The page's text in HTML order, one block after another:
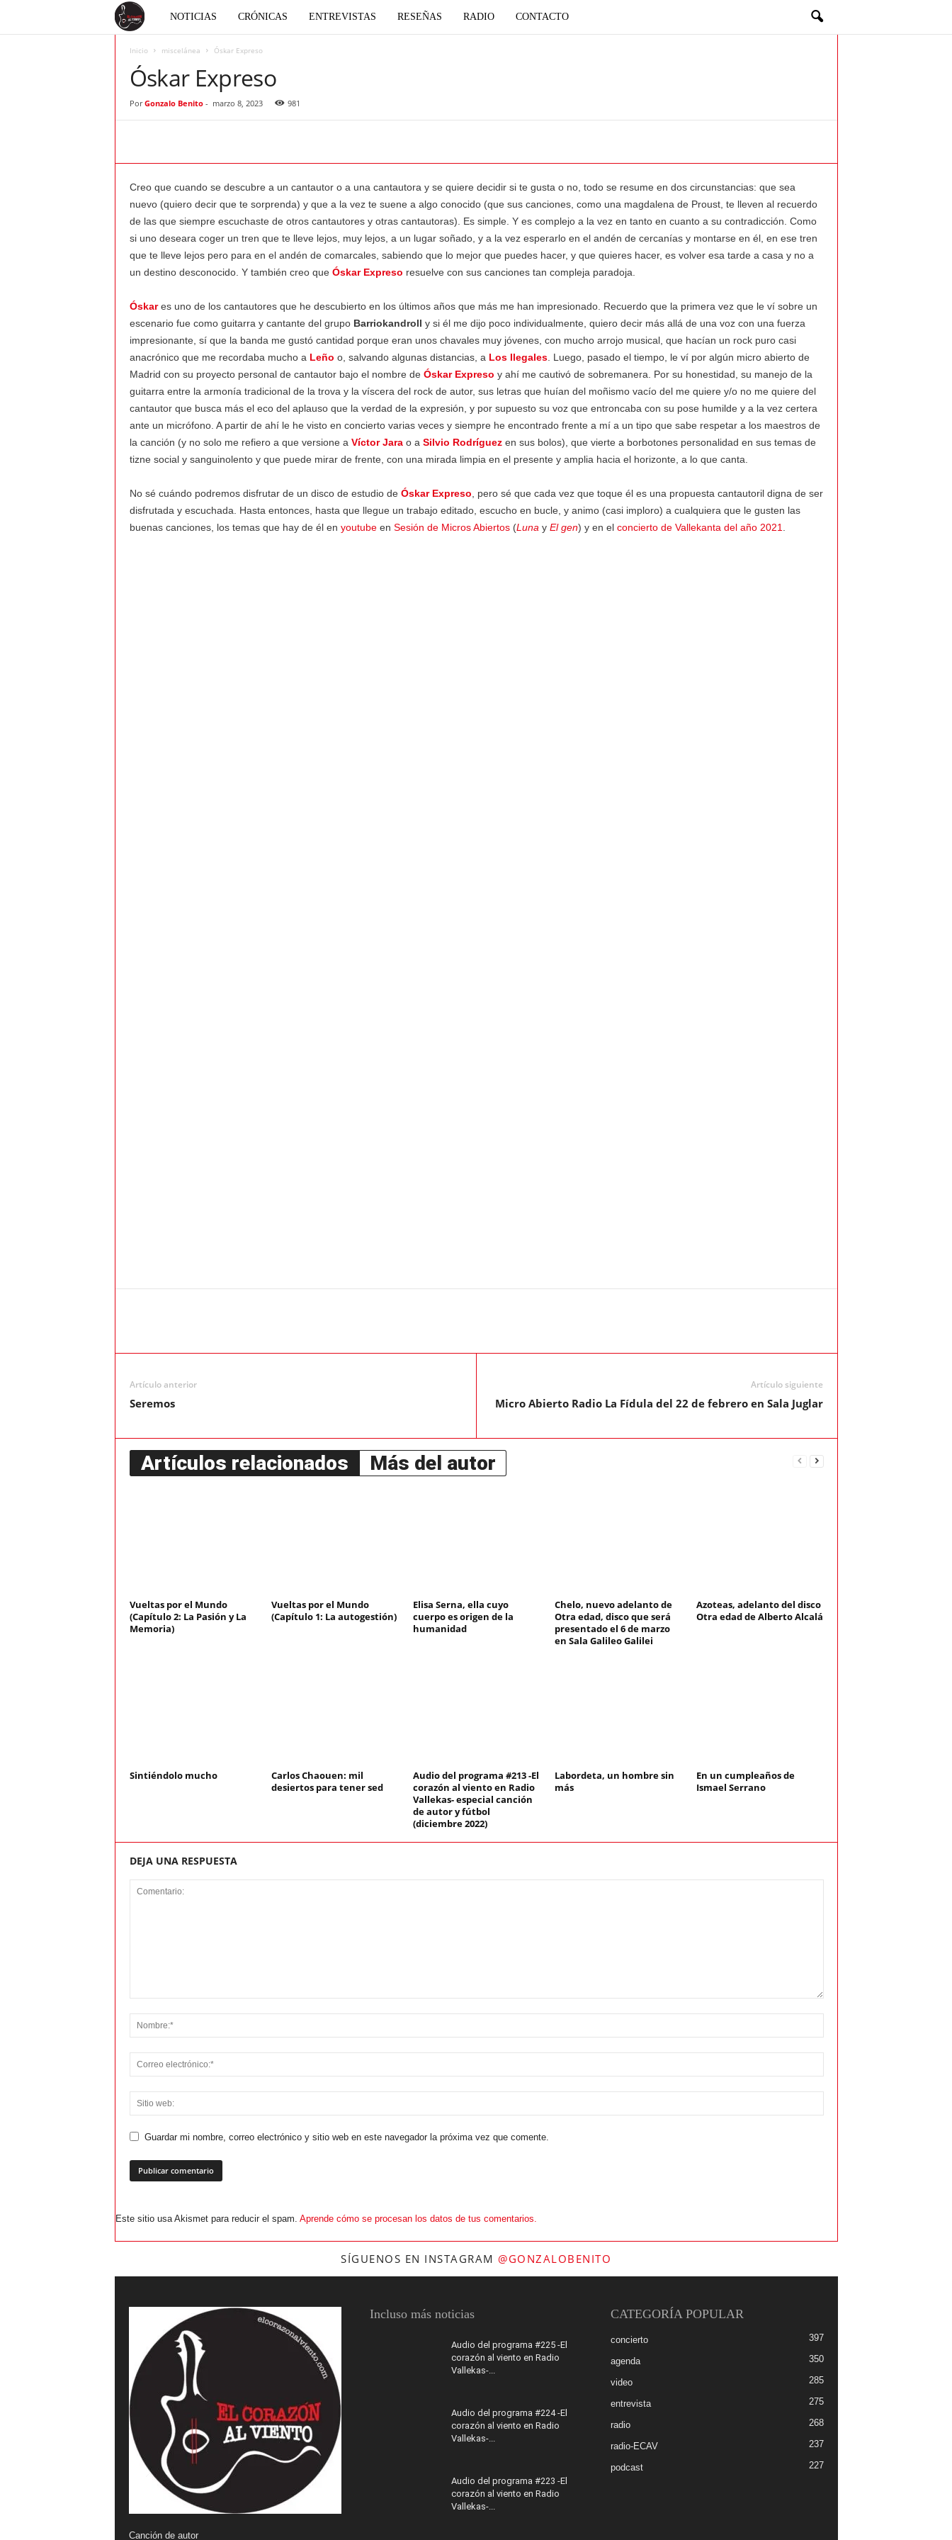
c
o
a
z
ó
a
l
v
i
e
n
t
NOTICIAS CRÓNICAS ENTREVISTAS RESEÑAS RADIO CONTACTO
Inicio miscelánea Óskar Expreso
Óskar Expreso
Por Gonzalo Benito- marzo 8, 2023 981
Creo que cuando se descubre a un cantautor o a una cantautora y se quiere decidir si te gusta o no, todo se resume en dos circunstancias: que sea
nuevo (quiero decir que te sorprenda) y que a la vez te suene a algo conocido (que sus canciones, como una magdalena de Proust, te lleven al recuerdo
de las que siempre escuchaste de otros cantautores y otras cantautoras). Es simple. Y es complejo a la vez en tanto en cuanto a su contradicción. Como
si uno deseara coger un tren que te lleve lejos, muy lejos, a un lugar soñado, y a la vez esperarlo en el andén de cercanías y montarse en él, en ese tren
que te lleve lejos pero para en el andén de comarcales, sabiendo que lo mejor que puedes hacer, y que quieres hacer, es volver esa tarde a casa y no a
un destino desconocido. Y también creo que Óskar Expreso resuelve con sus canciones tan compleja paradoja.
Óskares uno de los cantautores que he descubierto en los últimos años que más me han impresionado. Recuerdo que la primera vez que le ví sobre un
escenario fue como guitarra y cantante del grupo Barriokandroll y si él me dijo poco individualmente, quiero decir más allá de una voz con una fuerza
impresionante, sí que la banda me gustó cantidad porque eran unos chavales muy jóvenes, con mucho arrojo musical, que hacían un rock puro casi
anacrónico que me recordaba mucho a Leño o, salvando algunas distancias, a Los Ilegales. Luego, pasado el tiempo, le ví por algún micro abierto de
Madrid con su proyecto personal de cantautor bajo el nombre de Óskar Expreso y ahí me cautivó de sobremanera. Por su honestidad, su manejo de la
guitarra entre la armonía tradicional de la trova y la víscera del rock de autor, sus letras que huían del moñismo vacío del me quiere y/o no me quiere del
cantautor que busca más el eco del aplauso que la verdad de la expresión, y por supuesto su voz que entroncaba con su pose humilde y a la vez certera
ante un micrófono. A partir de ahí le he visto en concierto varias veces y siempre he encontrado frente a mí a un tipo que sabe respetar a los maestros de
la canción (y no solo me refiero a que versione a Víctor Jarao a Silvio Rodríguezen sus bolos), que vierte a borbotones personalidad en sus temas de
tizne social y sanguinolento y que puede mirar de frente, con una mirada limpia en el presente y amplia hacia el horizonte, a lo que canta.
No sé cuándo podremos disfrutar de un disco de estudio de Óskar Expreso , pero sé que cada vez que toque él es una propuesta cantautoril digna de ser
disfrutada y escuchada. Hasta entonces, hasta que llegue un trabajo editado, escucho en bucle, y animo (casi imploro) a cualquiera que le gusten las
buenas canciones, los temas que hay de él en youtubeen Sesión de Micros Abiertos(Luna y El gen) y en el concierto de Vallekanta del año 2021
Artículo anterior
Seremos
Artículo siguiente
Micro Abierto Radio La Fídula del 22 de febrero en Sala Juglar
Artículos relacionados Más del autor
Vueltas por el Mundo
(Capítulo 2: La Pasión y La
Memoria)
Vueltas por el Mundo
(Capítulo 1: La autogestión)
Elisa Serna, ella cuyo
cuerpo es origen de la
humanidad
Chelo, nuevo adelanto de
Otra edad, disco que será
presentado el 6 de marzo
en Sala Galileo Galilei
Azoteas, adelanto del disco
Otra edad de Alberto Alcalá
Sintiéndolo mucho
Carlos Chaouen: mil
desiertos para tener sed
Audio del programa #213 -El
corazón al viento en Radio
Vallekas- especial canción
de autor y fútbol
(diciembre 2022)
Labordeta, un hombre sin
más
En un cumpleaños de
Ismael Serrano
DEJA UNA RESPUESTA
Guardar mi nombre, correo electrónico y sitio web en este navegador la próxima vez que comente.
Este sitio usa Akismet para reducir el spam. Aprende cómo se procesan los datos de tus comentarios.
SÍGUENOS EN INSTAGRAM @GONZALOBENITO
Canción de autor
Incluso más noticias
Audio del programa #225 -El
corazón al viento en Radio
Vallekas-...
Audio del programa #224 -El
corazón al viento en Radio
Vallekas-...
Audio del programa #223 -El
corazón al viento en Radio
Vallekas-...
CATEGORÍA POPULAR
concierto 397
agenda 350
video 285
entrevista 275
radio 268
radio-ECAV 237
podcast 227